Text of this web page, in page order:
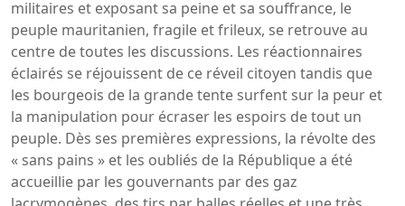
militaires et exposant sa peine et sa souffrance, le
peuple mauritanien, fragile et frileux, se retrouve au
centre de toutes les discussions. Les réactionnaires
éclairés se réjouissent de ce réveil citoyen tandis que
les bourgeois de la grande tente surfent sur la peur et
la manipulation pour écraser les espoirs de tout un
peuple. Dès ses premières expressions, la révolte des
« sans pains » et les oubliés de la République a été
accueillie par les gouvernants par des gaz